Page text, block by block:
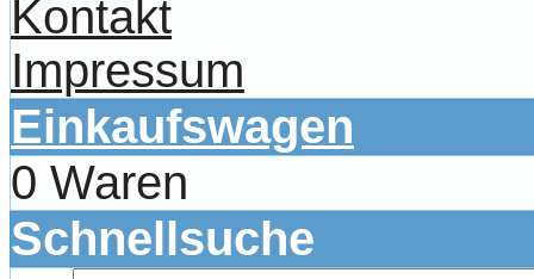
Kontakt
Impressum
Einkaufswagen
0 Waren
Schnellsuche